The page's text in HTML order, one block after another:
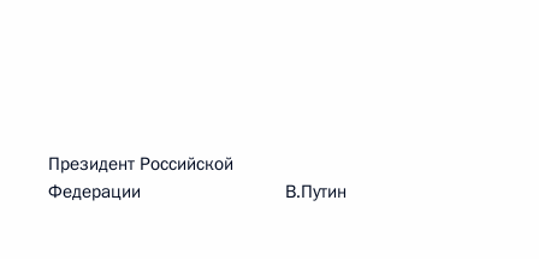
Президент Российской
Федерации В.Путин